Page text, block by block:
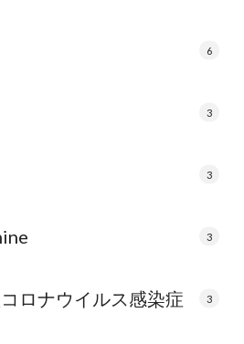
6
3
3
3
ロナウイルス感染症 3